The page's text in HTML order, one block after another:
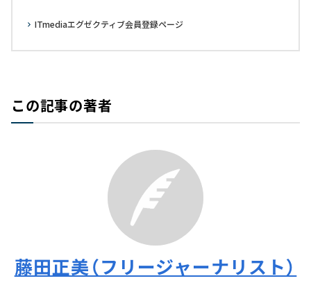
ITmediaエグゼクティブ会員登録ページ
この記事の著者
藤田正美（フリージャーナリスト）